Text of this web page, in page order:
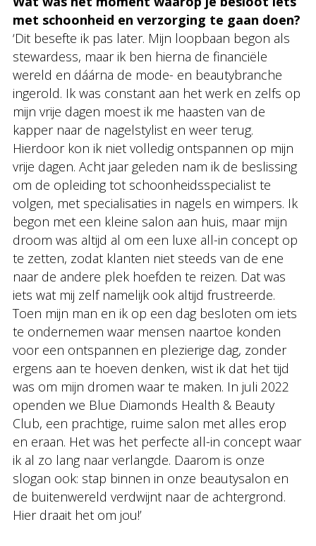
met schoonheid en verzorging te gaan doen?
‘Dit besefte ik pas later. Mijn loopbaan begon als
stewardess, maar ik ben hierna de financiële
wereld en dáárna de mode- en beautybranche
ingerold. Ik was constant aan het werk en zelfs op
mijn vrije dagen moest ik me haasten van de
kapper naar de nagelstylist en weer terug.
Hierdoor kon ik niet volledig ontspannen op mijn
vrije dagen. Acht jaar geleden nam ik de beslissing
om de opleiding tot schoonheidsspecialist te
volgen, met specialisaties in nagels en wimpers. Ik
begon met een kleine salon aan huis, maar mijn
droom was altijd al om een luxe all-in concept op
te zetten, zodat klanten niet steeds van de ene
naar de andere plek hoefden te reizen. Dat was
iets wat mij zelf namelijk ook altijd frustreerde.
Toen mijn man en ik op een dag besloten om iets
te ondernemen waar mensen naartoe konden
voor een ontspannen en plezierige dag, zonder
ergens aan te hoeven denken, wist ik dat het tijd
was om mijn dromen waar te maken. In juli 2022
openden we Blue Diamonds Health & Beauty
Club, een prachtige, ruime salon met alles erop
en eraan. Het was het perfecte all-in concept waar
ik al zo lang naar verlangde. Daarom is onze
slogan ook: stap binnen in onze beautysalon en
de buitenwereld verdwijnt naar de achtergrond.
Hier draait het om jou!’